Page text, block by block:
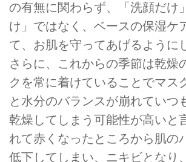
の有無に関わらず、「洗顔だけ
け」ではなく、ベースの保湿ケ
て、お肌を守ってあげるように
さらに、これからの季節は乾燥
クを常に着けていることでマス
と水分のバランスが崩れていつ
乾燥してしまう可能性が高いと
れて赤くなったところから肌の
低下してしまい、ニキビとなり